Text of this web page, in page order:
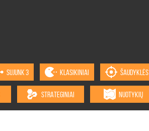
SUJUNK 3 KLASIKINIAI ŠAUDYKLĖS
STRATEGINIAI NUOTYKIŲ